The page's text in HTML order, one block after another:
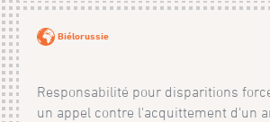
Biélorussie
Responsabilité pour disparitions
un appel contre l'acquittement d'un